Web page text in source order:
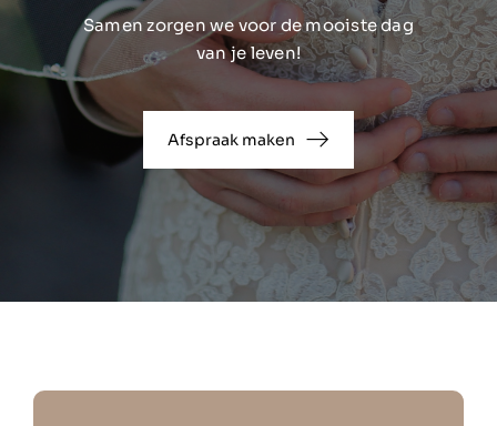
Samen zorgen we voor de mooiste dag
van je leven!
Afspraak maken